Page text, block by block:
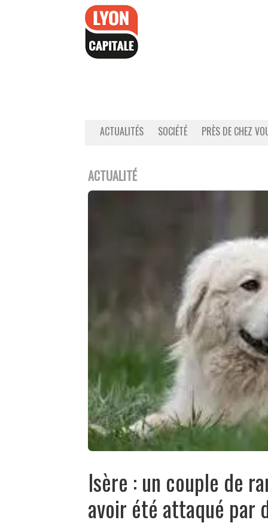
ACTUALITÉS SOCIÉTÉ PRÈS DE CHEZ
ACTUALITÉ
Isère : un couple de
avoir été attaqué par